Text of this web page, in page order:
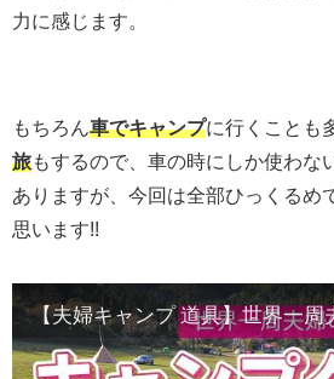
力に感じます。
もちろん車でキャンプに行くことも
旅もするので、車の時にしか使わな
ありますが、今回は全部ひっくるめ
思います!!